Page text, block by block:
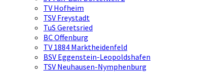
TV Hofheim
TSV Freystadt
TuS Geretsried
BC Offenburg
TV 1884 Marktheidenfeld
BSV Eggenstein-Leopoldshafen
TSV Neuhausen-Nymphenburg